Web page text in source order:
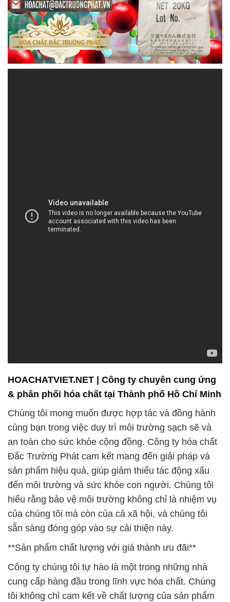
HOACHATVIET.NET | Công ty chuyên cung ứng
& phân phối hóa chất tại Thành phố Hồ Chí Minh
Chúng tôi mong muốn được hợp tác và đồng hành
cùng bạn trong việc duy trì môi trường sạch sẽ và
an toàn cho sức khỏe cộng đồng. Công ty hóa chất
Đắc Trường Phát cam kết mang đến giải pháp và
sản phẩm hiệu quả, giúp giảm thiểu tác động xấu
đến môi trường và sức khỏe con người. Chúng tôi
hiểu rằng bảo vệ môi trường không chỉ là nhiệm vụ
của chúng tôi mà còn của cả xã hội, và chúng tôi
sẵn sàng đóng góp vào sự cải thiện này.
**Sản phẩm chất lượng với giá thành ưu đãi**
Công ty chúng tôi tự hào là một trong những nhà
cung cấp hàng đầu trong lĩnh vực hóa chất. Chúng
tôi không chỉ cam kết về chất lượng của sản phẩm